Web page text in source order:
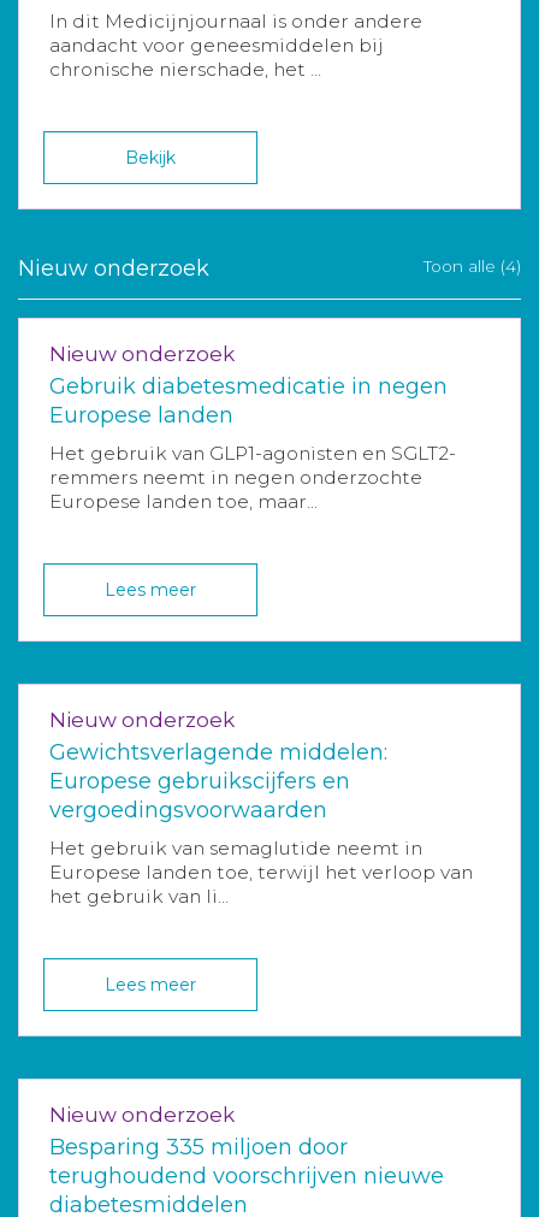
In dit Medicijnjournaal is onder andere
aandacht voor geneesmiddelen bij
chronische nierschade, het ...
Bekijk
Nieuw onderzoek Toon alle (4)
Nieuw onderzoek
Gebruik diabetesmedicatie in negen
Europese landen
Het gebruik van GLP1-agonisten en SGLT2-
remmers neemt in negen onderzochte
Europese landen toe, maar...
Lees meer
Nieuw onderzoek
Gewichtsverlagende middelen:
Europese gebruikscijfers en
vergoedingsvoorwaarden
Het gebruik van semaglutide neemt in
Europese landen toe, terwijl het verloop van
het gebruik van li...
Lees meer
Nieuw onderzoek
Besparing 335 miljoen door
terughoudend voorschrijven nieuwe
diabetesmiddelen